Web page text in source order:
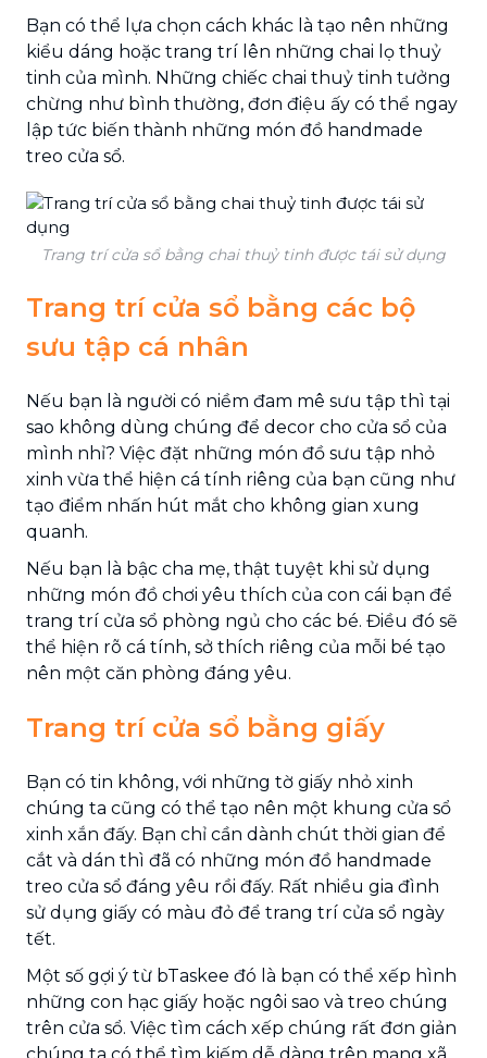
Bạn có thể lựa chọn cách khác là tạo nên những
kiểu dáng hoặc trang trí lên những chai lọ thuỷ
tinh của mình. Những chiếc chai thuỷ tinh tưởng
chừng như bình thường, đơn điệu ấy có thể ngay
lập tức biến thành những món đồ handmade
treo cửa sổ.
Trang trí cửa sổ bằng chai thuỷ tinh được tái sử dụng
Trang trí cửa sổ bằng các bộ
sưu tập cá nhân
Nếu bạn là người có niềm đam mê sưu tập thì tại
sao không dùng chúng để decor cho cửa sổ của
mình nhỉ? Việc đặt những món đồ sưu tập nhỏ
xinh vừa thể hiện cá tính riêng của bạn cũng như
tạo điểm nhấn hút mắt cho không gian xung
quanh.
Nếu bạn là bậc cha mẹ, thật tuyệt khi sử dụng
những món đồ chơi yêu thích của con cái bạn để
trang trí cửa sổ phòng ngủ cho các bé. Điều đó sẽ
thể hiện rõ cá tính, sở thích riêng của mỗi bé tạo
nên một căn phòng đáng yêu.
Trang trí cửa sổ bằng giấy
Bạn có tin không, với những tờ giấy nhỏ xinh
chúng ta cũng có thể tạo nên một khung cửa sổ
xinh xắn đấy. Bạn chỉ cần dành chút thời gian để
cắt và dán thì đã có những món đồ handmade
treo cửa sổ đáng yêu rồi đấy. Rất nhiều gia đình
sử dụng giấy có màu đỏ để trang trí cửa sổ ngày
tết.
Một số gợi ý từ bTaskee đó là bạn có thể xếp hình
những con hạc giấy hoặc ngôi sao và treo chúng
trên cửa sổ. Việc tìm cách xếp chúng rất đơn giản
chúng ta có thể tìm kiếm dễ dàng trên mạng xã